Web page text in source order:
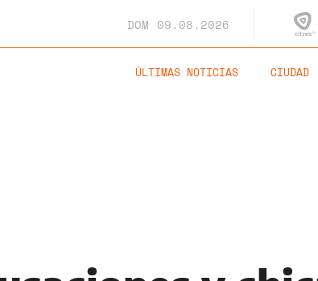
DOM 09.08.2026
ÚLTIMAS NOTICIAS CIUDAD